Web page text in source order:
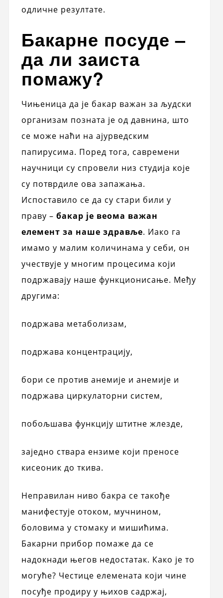
одличне резултате.
Бакарне посуде –
да ли заиста
помажу?
Чињеница да је бакар важан за људски
организам позната је од давнина, што
се може наћи на ајурведским
папирусима. Поред тога, савремени
научници су спровели низ студија које
су потврдиле ова запажања.
Испоставило се да су стари били у
праву – бакар је веома важан
елемент за наше здравље. Иако га
имамо у малим количинама у себи, он
учествује у многим процесима који
подржавају наше функционисање. Међу
другима:
подржава метаболизам,
подржава концентрацију,
бори се против анемије и анемије и
подржава циркулаторни систем,
побољшава функцију штитне жлезде,
заједно ствара ензиме који преносе
кисеоник до ткива.
Неправилан ниво бакра се такође
манифестује отоком, мучнином,
боловима у стомаку и мишићима.
Бакарни прибор помаже да се
надокнади његов недостатак. Како је то
могуће? Честице елемената који чине
посуђе продиру у њихов садржај,